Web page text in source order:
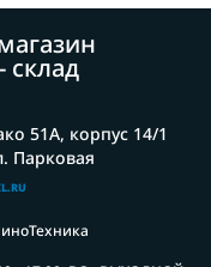
склад
51А, корпус 14/1
Парковая